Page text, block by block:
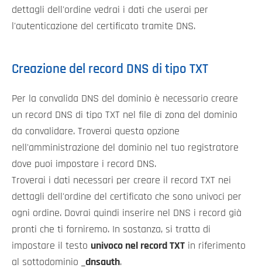
dettagli dell'ordine vedrai i dati che userai per
l'autenticazione del certificato tramite DNS.
Creazione del record DNS di tipo TXT
Per la convalida DNS del dominio è necessario creare
un record DNS di tipo TXT nel file di zona del dominio
da convalidare. Troverai questa opzione
nell'amministrazione del dominio nel tuo registratore
dove puoi impostare i record DNS.
Troverai i dati necessari per creare il record TXT nei
dettagli dell'ordine del certificato che sono univoci per
ogni ordine. Dovrai quindi inserire nel DNS i record già
pronti che ti forniremo. In sostanza, si tratta di
impostare il testo univoco nel record TXT in riferimento
al sottodominio
_dnsauth.